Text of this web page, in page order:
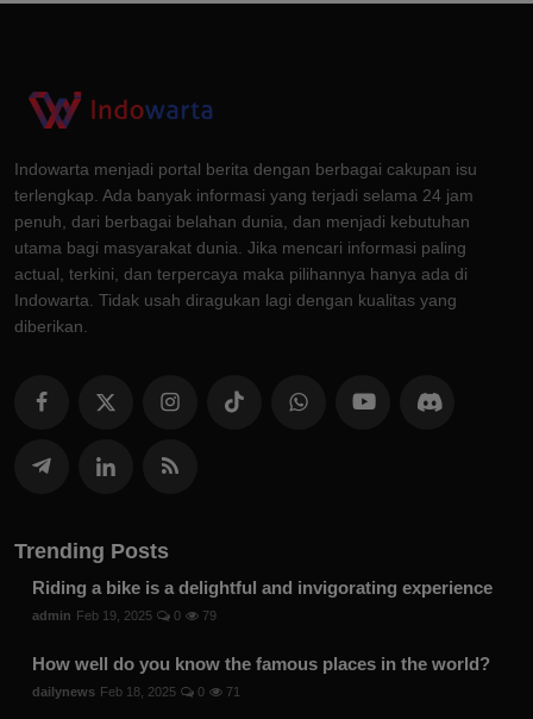
Indowarta menjadi portal berita dengan berbagai cakupan isu
terlengkap. Ada banyak informasi yang terjadi selama 24 jam
penuh, dari berbagai belahan dunia, dan menjadi kebutuhan
utama bagi masyarakat dunia. Jika mencari informasi paling
actual, terkini, dan terpercaya maka pilihannya hanya ada di
Indowarta. Tidak usah diragukan lagi dengan kualitas yang
diberikan.
Trending Posts
Riding a bike is a delightful and invigorating experience
admin Feb 19, 2025 0 79
How well do you know the famous places in the world?
dailynews Feb 18, 2025 0 71